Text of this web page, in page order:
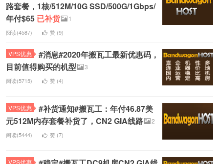
路套餐，1核/512M/10G SSD/500G/1Gbps/
年付$65 已补货 1
阅读(4587) 赞 (9)
VPS优惠
#消息#2020年搬瓦工最新优惠码，
目前值得购买的机型
3
阅读(5715) 赞 (4)
VPS优惠
#补货通知#搬瓦工：年付46.87美
元512M内存套餐补货了，CN2 GIA线路
2
阅读(5444) 赞 (7)
VPS优惠